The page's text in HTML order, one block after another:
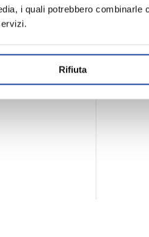
i quali potrebbero combinarle
Rifiuta